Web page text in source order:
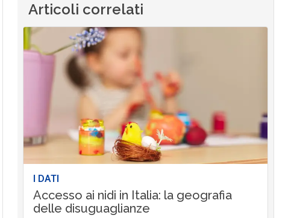
Articoli correlati
I DATI
Accesso ai nidi in Italia: la geografia
delle disuguaglianze